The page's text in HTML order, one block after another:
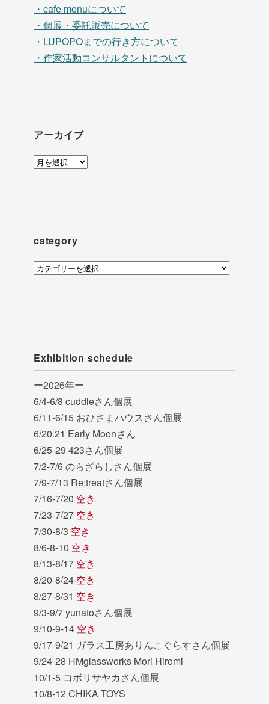
・cafe menuについて
・個展・委託販売について
・LUPOPOまでの行き方について
・作家活動コンサルタントについて
アーカイブ
ア
category
category
Exhibition schedule
ー2026年ー
6/4-6/8 cuddleさん個展
6/11-6/15 おひさまハウスさん個展
6/20.21 Early Moonさん
6/25-29 423さん個展
7/2-7/6 のらざらしさん個展
7/9-7/13 Re;treatさん個展
7/16-7/20 空き
7/23-7/27 空き
7/30-8/3 空き
8/6-8-10 空き
8/13-8/17 空き
8/20-8/24 空き
8/27-8/31 空き
9/3-9/7 yunatoさん個展
9/10-9-14 空き
9/17-9/21 ガラス工房ありんこぐらすさん個展
9/24-28 HMglassworks Mori Hiromi
10/1-5 コボリサヤカさん個展
10/8-12 CHIKA TOYS